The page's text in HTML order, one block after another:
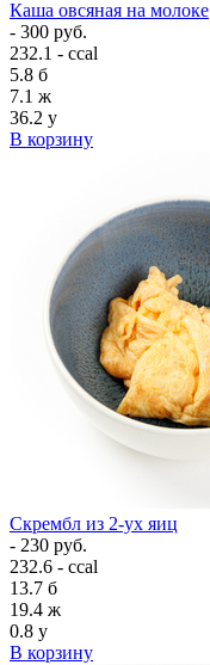
Каша овсяная на молоке
- 300 руб.
232.1 - ccal
5.8 б
7.1 ж
36.2 у
В корзину
Скрембл из 2-ух яиц
- 230 руб.
232.6 - ccal
13.7 б
19.4 ж
0.8 у
В корзину